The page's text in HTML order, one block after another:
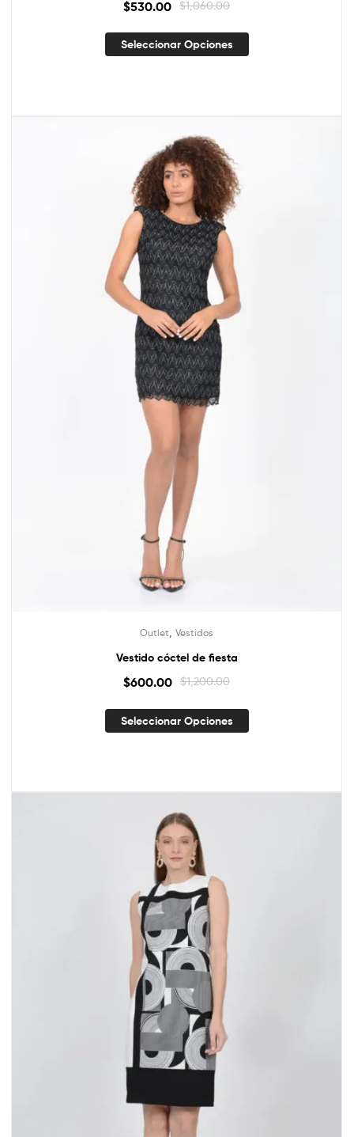
$1,060.00
$530.00
Seleccionar Opciones
Outlet, Vestidos
Vestido cóctel de fiesta
$1,200.00
$600.00
Seleccionar Opciones